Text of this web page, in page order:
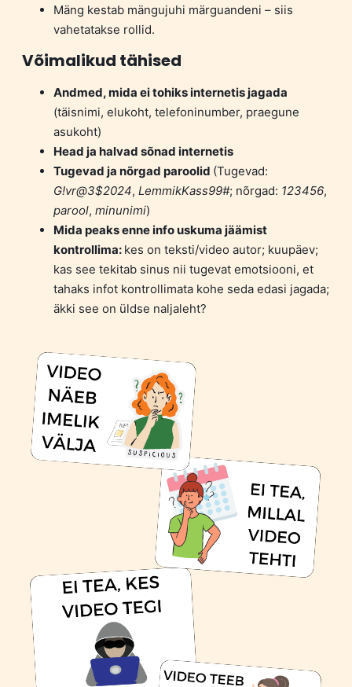
Mäng kestab mängujuhi märguandeni – siis
vahetatakse rollid.
Võimalikud tähised
Andmed, mida ei tohiks internetis jagada
(täisnimi, elukoht, telefoninumber, praegune
asukoht)
Head ja halvad sõnad internetis
Tugevad ja nõrgad paroolid (Tugevad:
G!vr@3$2024, LemmikKass99#; nõrgad: 123456,
parool, minunimi)
Mida peaks enne info uskuma jäämist
kontrollima: kes on teksti/video autor; kuupäev;
kas see tekitab sinus nii tugevat emotsiooni, et
tahaks infot kontrollimata kohe seda edasi jagada;
äkki see on üldse naljaleht?